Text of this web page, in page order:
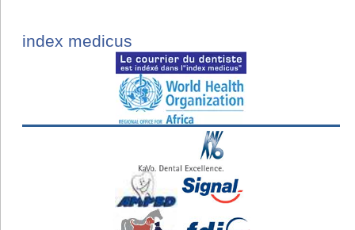
index medicus